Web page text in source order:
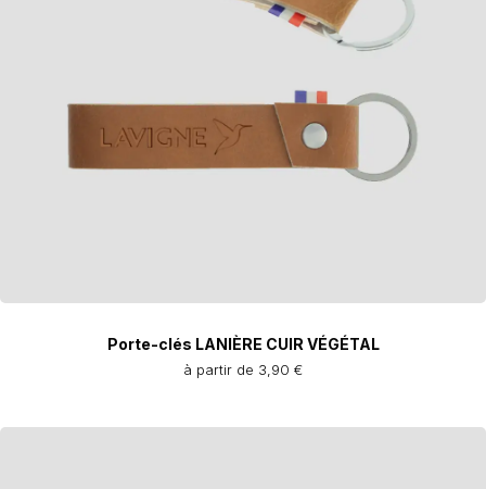
Porte-clés LANIÈRE CUIR VÉGÉTAL
à partir de 3,90 €